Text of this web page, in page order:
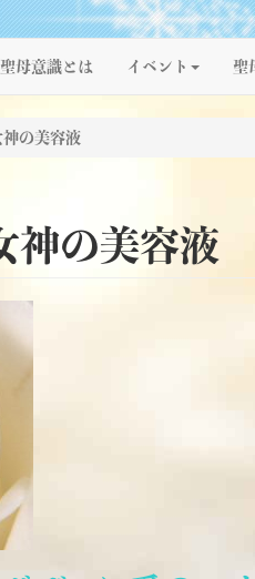
聖母意識とは イベント 聖
の美容液
神の美容液